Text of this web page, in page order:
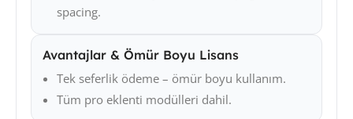
spacing.
Avantajlar & Ömür Boyu Lisans
Tek seferlik ödeme – ömür boyu kullanım.
Tüm pro eklenti modülleri dahil.